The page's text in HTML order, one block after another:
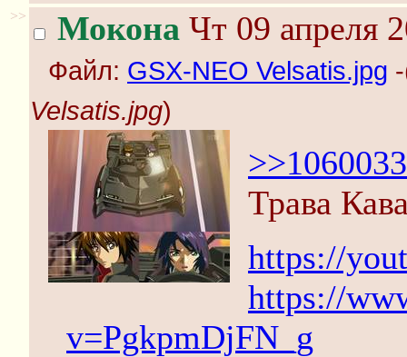
>> Мокона Чт 09 апреля
Файл: GSX-NEO Velsatis.jpg
Velsatis.jpg)
>>1060033
Трава
https://
https://
v=PgkpmDjFN_g